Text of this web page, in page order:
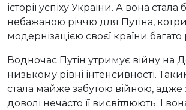
історії успіху України. А вона
небажаною річчю для Путіна,
модернізацією своєї країни багато
Водночас Путін утримує війну на
низькому рівні інтенсивності.
стала майже забутою війною, адже
доволі нечасто її висвітлюють. І